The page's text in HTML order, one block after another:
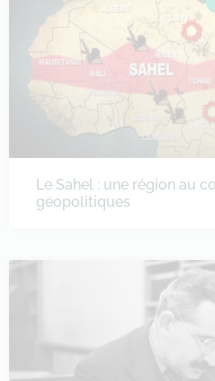
Le Sahel : une région au
géopolitiques